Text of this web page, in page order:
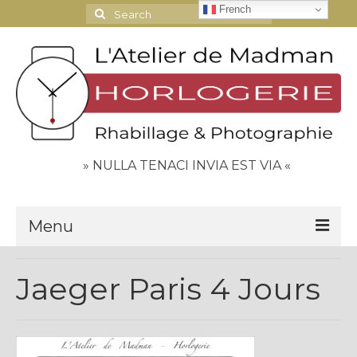
Search
for:
» NULLA TENACI INVIA EST VIA «
Menu
Contact
Espace Clients
Jaeger Paris 4 Jours
French